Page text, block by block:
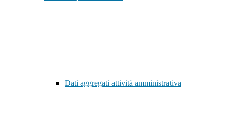
Dati aggregati attività amministrativa